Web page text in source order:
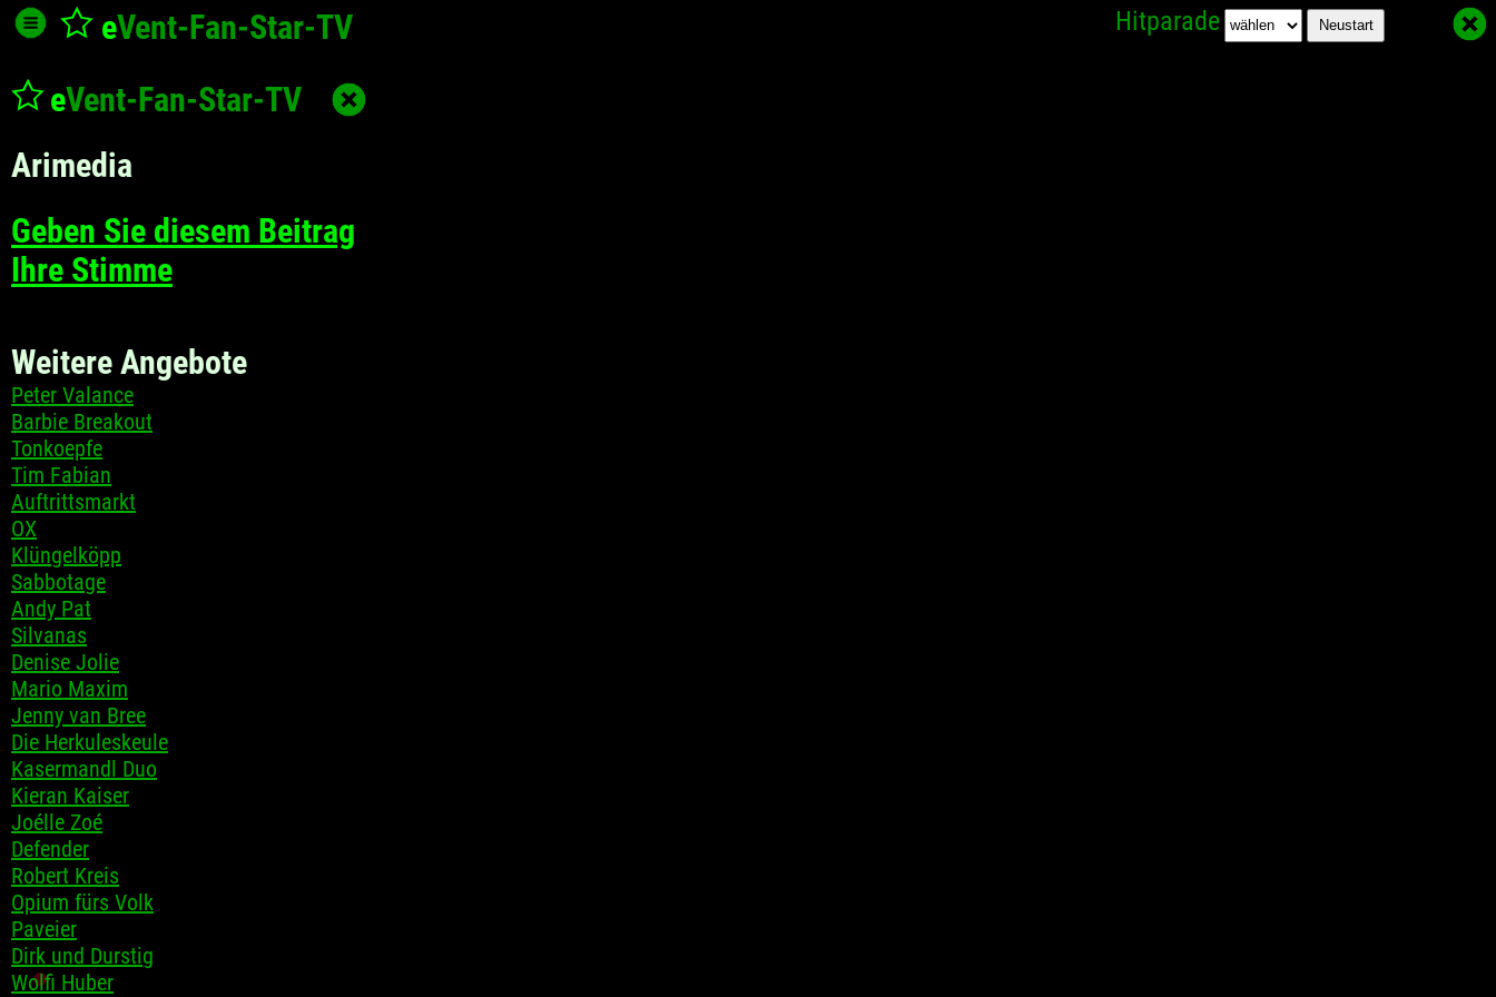
eVent-Fan-Star-TV Hitparade
eVent-Fan-Star-TV
Arimedia
Geben Sie diesem Beitrag
Ihre Stimme
Weitere Angebote
Peter Valance
Barbie Breakout
Tonkoepfe
Tim Fabian
Auftrittsmarkt
OX
Klüngelköpp
Sabbotage
Andy Pat
Silvanas
Denise Jolie
Mario Maxim
Jenny van Bree
Die Herkuleskeule
Kasermandl Duo
Kieran Kaiser
Joélle Zoé
Defender
Robert Kreis
Opium fürs Volk
Paveier
Dirk und Durstig
Wolfi Huber